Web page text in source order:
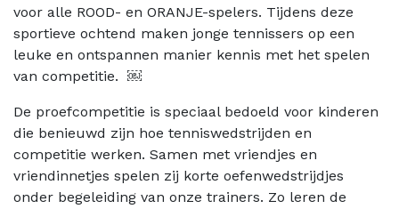
voor alle ROOD- en ORANJE-spelers. Tijdens deze
sportieve ochtend maken jonge tennissers op een
leuke en ontspannen manier kennis met het spelen
van competitie. ￼
De proefcompetitie is speciaal bedoeld voor kinderen
die benieuwd zijn hoe tenniswedstrijden en
competitie werken. Samen met vriendjes en
vriendinnetjes spelen zij korte oefenwedstrijdjes
onder begeleiding van onze trainers. Zo leren de